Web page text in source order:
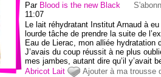
Par Blood is the new Black
11:07
Le lait réhydratant Institut Arnaud à
lourde tâche de prendre la suite de
Eau de Lierac, mon alliée hydratation
J’avais du coup réussit à ne plus
mes jambes, autant dire qu’il y’avait
Abricot Lait Ajouter à ma trousse